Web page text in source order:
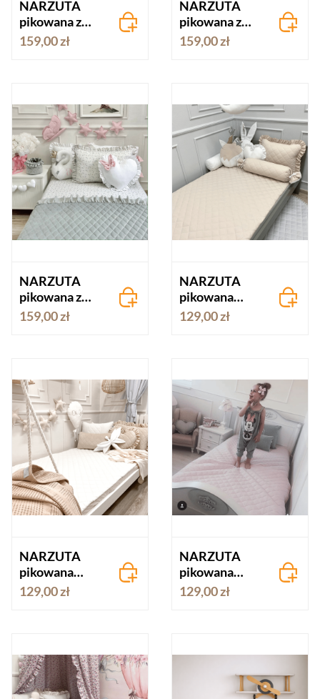
NARZUTA
pikowana z
falbanką KOŚĆ
SŁONIOWA
159,00 zł
NARZUTA
pikowana z
falbanką
JAGODA
159,00 zł
NARZUTA
pikowana z
falbanką
SZARA velvet
159,00 zł
NARZUTA
pikowana
BAWEŁNA
beżowa
129,00 zł
NARZUTA
pikowana
BAWEŁNA
kość słoniowa
129,00 zł
NARZUTA
pikowana
BAWEŁNA
pudrowy róż
129,00 zł